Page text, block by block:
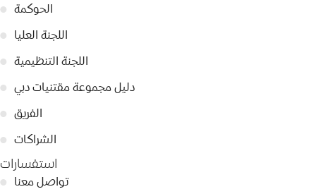
● الحوكمة
● اللجنة العليا
● اللجنة التنظيمية
● دليل مجموعة مقتنيات دبي
● الفريق
● الشراكات
استفسارات
● تواصل معنا